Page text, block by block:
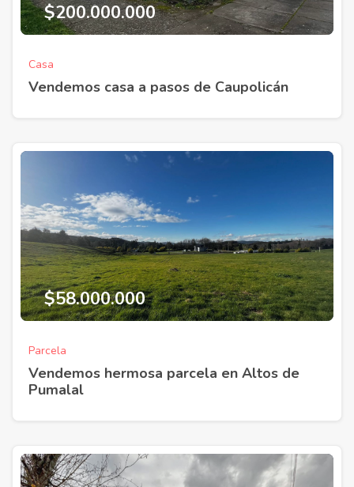
$200.000.000
Casa
Vendemos casa a pasos de Caupolicán
$58.000.000
Parcela
Vendemos hermosa parcela en Altos de
Pumalal